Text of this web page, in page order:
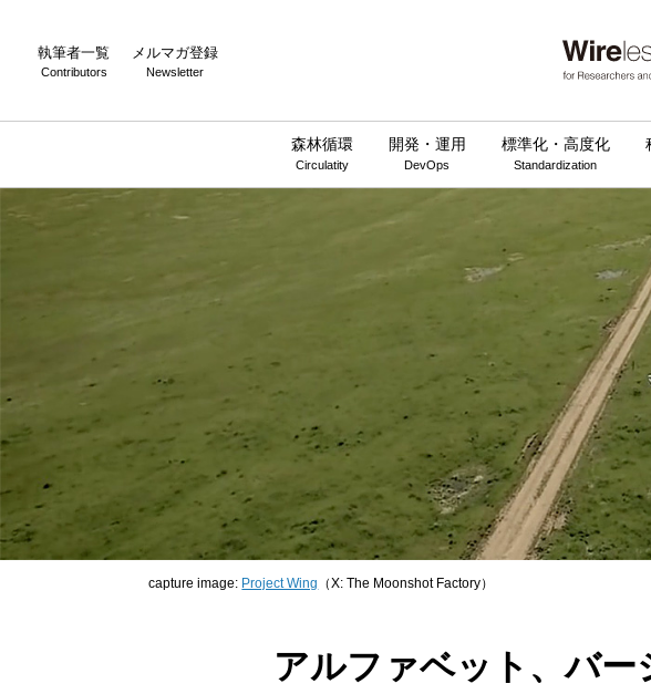
執筆者一覧
Contributors
メルマガ登録
Newsletter
森林循環
Circulatity
開発・運用
DevOps
標準化・高度化
Standardization
capture image: Project Wing （X: The Moonshot Factory）
アルファベット、バ